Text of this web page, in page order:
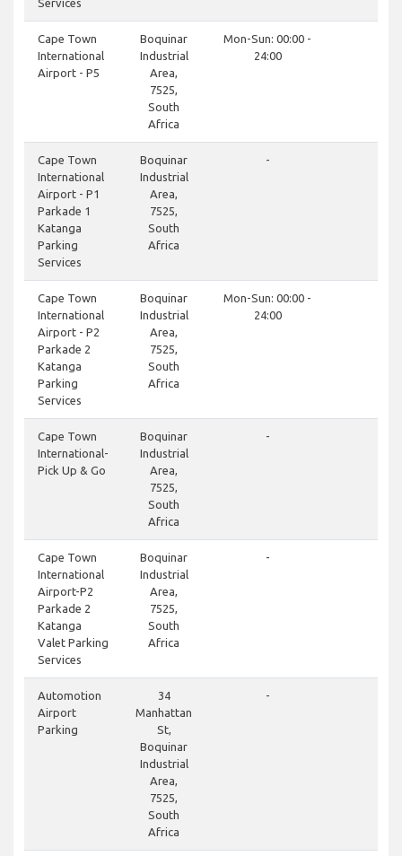
Services
Cape Town
International
Airport - P5
Boquinar
Industrial
Area,
7525,
South
Africa
Mon-Sun: 00:00 -
24:00
Cape Town
International
Airport - P1
Parkade 1
Katanga
Parking
Services
Boquinar
Industrial
Area,
7525,
South
Africa
-
Cape Town
International
Airport - P2
Parkade 2
Katanga
Parking
Services
Boquinar
Industrial
Area,
7525,
South
Africa
Mon-Sun: 00:00 -
24:00
Cape Town
International-
Pick Up & Go
Boquinar
Industrial
Area,
7525,
South
Africa
-
Cape Town
International
Airport-P2
Parkade 2
Katanga
Valet Parking
Services
Boquinar
Industrial
Area,
7525,
South
Africa
-
Automotion
Airport
Parking
34
Manhattan
St,
Boquinar
Industrial
Area,
7525,
South
Africa
-